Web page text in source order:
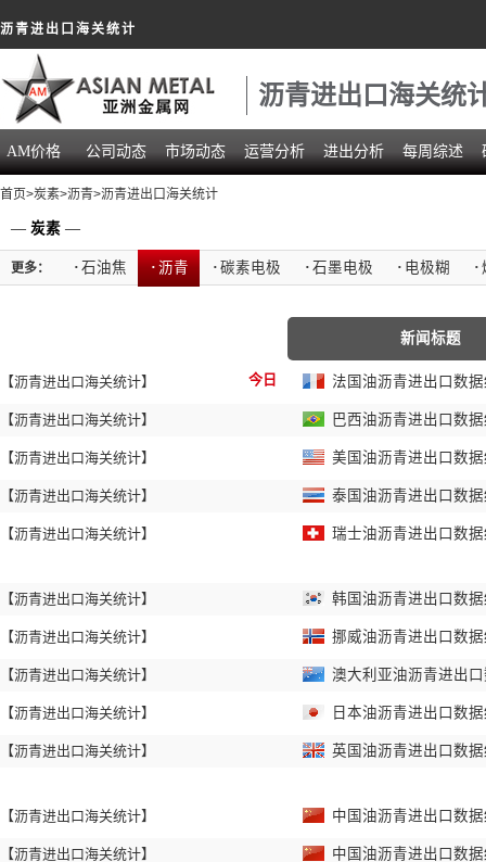
沥青进出口海关统计
沥青进出口海关统
AM价格 公司动态 市场动态 运营分析 进出分析 每周综述
首页>炭素>沥青>沥青进出口海关统计
— 炭素 —
更多： · 石油焦 ·沥青 · 碳素电极 · 石墨电极 · 电极糊 ·
【沥青进出口海关统计】 今日
【沥青进出口海关统计】
【沥青进出口海关统计】
【沥青进出口海关统计】
【沥青进出口海关统计】
【沥青进出口海关统计】
【沥青进出口海关统计】
【沥青进出口海关统计】
【沥青进出口海关统计】
【沥青进出口海关统计】
【沥青进出口海关统计】
【沥青进出口海关统计】
新闻标题
法国油沥青进出口数
巴西油沥青进出口数
美国油沥青进出口数
泰国油沥青进出口数
瑞士油沥青进出口数
韩国油沥青进出口数
挪威油沥青进出口数
澳大利亚油沥青进出
日本油沥青进出口数
英国油沥青进出口数
中国油沥青进出口数
中国油沥青进出口数